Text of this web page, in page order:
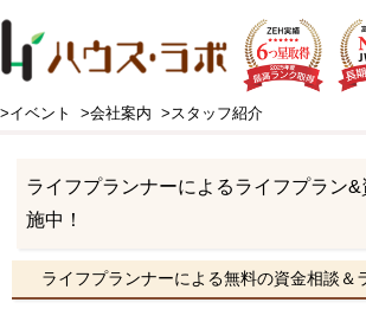
>イベント >会社案内 >スタッフ紹介
HOME > イベント情報 ライフプランナーによるライフプ
ライフプランナーによるライフプラン
施中！
ライフプランナーによる無料の資金相談＆